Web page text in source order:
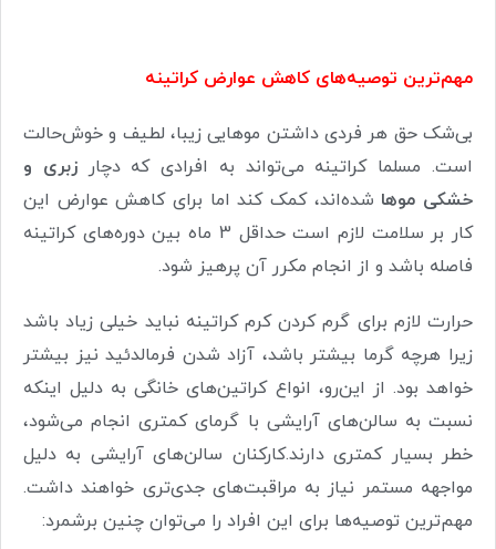
مهم‌ترین توصیه‌های کاهش عوارض کراتینه
بی‌شک حق هر فردی داشتن موهایی زیبا، لطیف و خوش‌حالت
است. مسلما کراتینه می‌تواند به افرادی که دچارزبری و
خشکی موها شده‌اند، کمک کند اما برای کاهش عوارض این
کار بر سلامت لازم است حداقل 3 ماه بین دوره‌های کراتینه
فاصله باشد و از انجام مکرر آن پرهیز شود.
حرارت لازم برای گرم کردن کرم کراتینه نباید خیلی زیاد باشد
زیرا هرچه گرما بیشتر باشد، آزاد شدن فرمالدئید نیز بیشتر
خواهد بود. از این‌رو، انواع کراتین‌های خانگی به دلیل اینکه
نسبت به سالن‌های آرایشی با گرمای کمتری انجام می‌شود،
خطر بسیار کمتری دارند.کارکنان سالن‌های آرایشی به دلیل
مواجهه مستمر نیاز به مراقبت‌های جدی‌تری خواهند داشت.
مهم‌ترین توصیه‌ها برای این افراد را می‌توان چنین برشمرد: